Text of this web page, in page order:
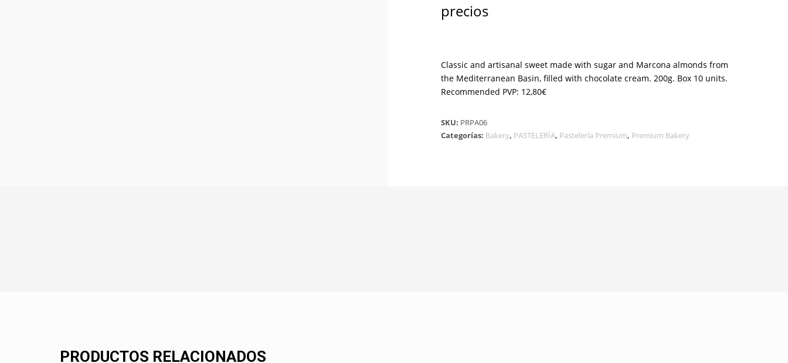
precios
Classic and artisanal sweet made with sugar and Marcona almonds from
the Mediterranean Basin, filled with chocolate cream. 200g. Box 10 units.
Recommended PVP: 12,80€
SKU: PRPA06
Categorías: Bakery, PASTELERÍA, Pastelería Premium, Premium Bakery
PRODUCTOS RELACIONADOS